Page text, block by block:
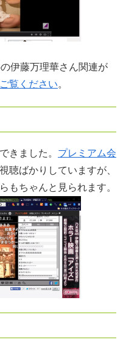
伊藤万理華さん関連が
覧ください。
きました。 プレミアム会
聴ばかりしていますが、
もちゃんと見られます。